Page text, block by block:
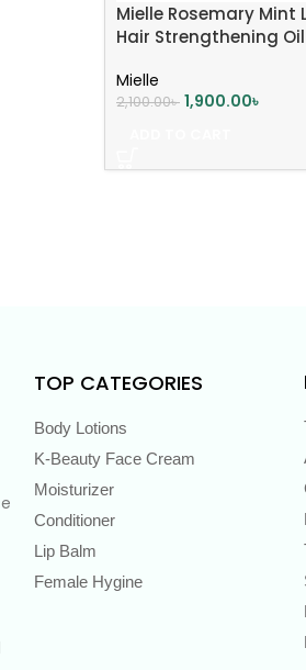
Mielle Rosemary Mint
Hair Strengthening
Mielle
2,100.00৳ 1,900.00৳
TOP CATEGORIES
Body Lotions
K-Beauty Face Cream
Moisturizer
Conditioner
Lip Balm
Female Hygine